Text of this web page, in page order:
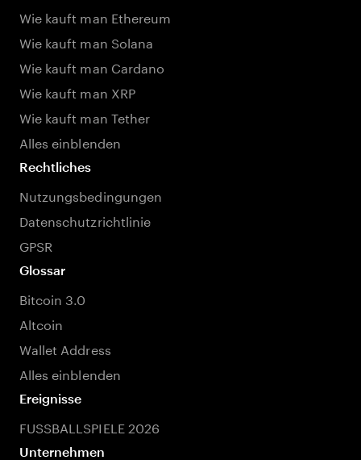
Wie kauft man Ethereum
Wie kauft man Solana
Wie kauft man Cardano
Wie kauft man XRP
Wie kauft man Tether
Alles einblenden
Rechtliches
Nutzungsbedingungen
Datenschutzrichtlinie
GPSR
Glossar
Bitcoin 3.0
Altcoin
Wallet Address
Alles einblenden
Ereignisse
FUSSBALLSPIELE 2026
Unternehmen